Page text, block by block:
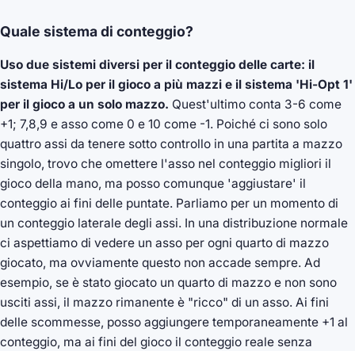
Quale sistema di conteggio?
Uso due sistemi diversi per il conteggio delle carte: il
sistema Hi/Lo per il gioco a più mazzi e il sistema 'Hi-Opt 1'
per il gioco a un solo mazzo. Quest'ultimo conta 3-6 come
+1; 7,8,9 e asso come 0 e 10 come -1. Poiché ci sono solo
quattro assi da tenere sotto controllo in una partita a mazzo
singolo, trovo che omettere l'asso nel conteggio migliori il
gioco della mano, ma posso comunque 'aggiustare' il
conteggio ai fini delle puntate. Parliamo per un momento di
un conteggio laterale degli assi. In una distribuzione normale
ci aspettiamo di vedere un asso per ogni quarto di mazzo
giocato, ma ovviamente questo non accade sempre. Ad
esempio, se è stato giocato un quarto di mazzo e non sono
usciti assi, il mazzo rimanente è "ricco" di un asso. Ai fini
delle scommesse, posso aggiungere temporaneamente +1 al
conteggio, ma ai fini del gioco il conteggio reale senza